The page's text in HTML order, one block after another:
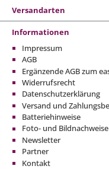
Versandarten
Informationen
Impressum
AGB
Ergänzende AGB zum
Widerrufsrecht
Datenschutzerklärung
Versand und
Batteriehinweise
Foto- und Bildnachweise
Newsletter
Partner
Kontakt